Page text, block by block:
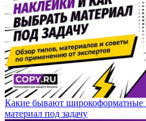
Какие бывают широкоформатные
материал под задачу